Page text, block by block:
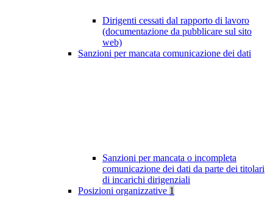
Dirigenti cessati dal rapporto di lavoro
(documentazione da pubblicare sul sito
web)
Sanzioni per mancata comunicazione dei dati
Sanzioni per mancata o incompleta
comunicazione dei dati da parte dei titolari
di incarichi dirigenziali
Posizioni organizzative 1